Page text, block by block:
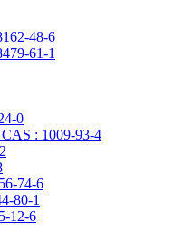
48-6
61-1
0
: 1009-93-4
74-6
80-1
12-6